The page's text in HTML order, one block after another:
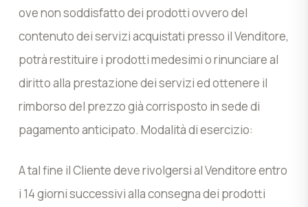
ove non soddisfatto dei prodotti ovvero del
contenuto dei servizi acquistati presso il Venditore,
potrà restituire i prodotti medesimi o rinunciare al
diritto alla prestazione dei servizi ed ottenere il
rimborso del prezzo già corrisposto in sede di
pagamento anticipato. Modalità di esercizio:
A tal fine il Cliente deve rivolgersi al Venditore entro
i 14 giorni successivi alla consegna dei prodotti